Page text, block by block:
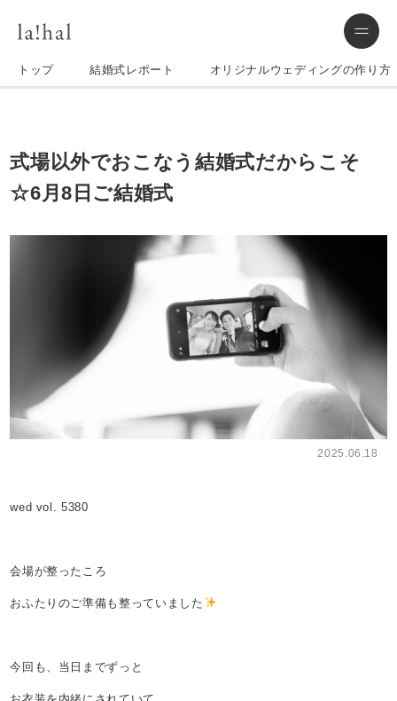
トップ 結婚式レポート オリジナルウェディングの作り方
式場以外でおこなう結婚式だからこそ
☆6月8日ご結婚式
2025.06.18
wed vol. 5380
会場が整ったころ
おふたりのご準備も整っていました
今回も、当日までずっと